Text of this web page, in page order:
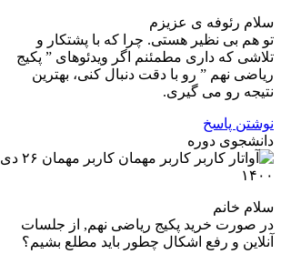
سلام رئوفه ی عزیزم
تو هم بی نظیر هستی. چرا که با پشتکار و
تلاشی که داری مطمئنم اگر ویدئوهای ” پکیج
ریاضی نهم ” رو با دقت دنبال کنی، بهترین
نتیجه رو می گیری.
نوشتن پاسخ
دانشجوی دوره
کاربر مهمان
۲۶ دی
۱۴۰۰
سلام خانم
در صورت خرید پکیج ریاضی نهم, از جلسات
آنلاین و رفع اشکال چطور باید مطلع بشیم؟